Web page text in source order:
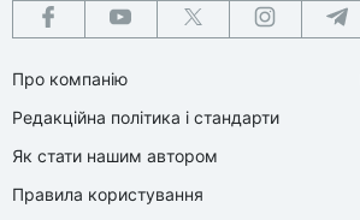
Про компанію
Редакційна політика і стандарти
Як стати нашим автором
Правила користування